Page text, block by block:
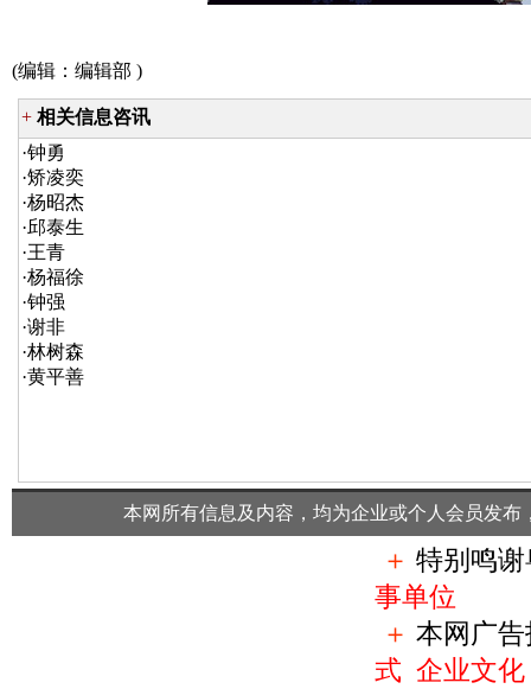
(编辑： 编辑部 )
+ 相关信息咨讯
·钟勇
·矫凌奕
·杨昭杰
·邱泰生
·王青
·杨福徐
·钟强
·谢非
·林树森
·黄平善
本网所有信息及内容，均为企业或个人会员发
＋ 特别鸣
事单位
＋ 本网广
式 企业文化